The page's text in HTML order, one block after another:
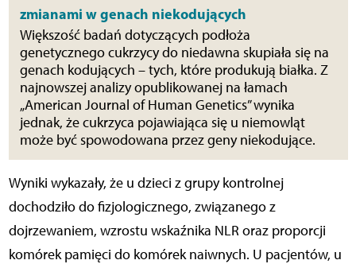
zmianami w genach niekodujących
Większość badań dotyczących podłoża
genetycznego cukrzycy do niedawna skupiała się na
genach kodujących – tych, które produkują białka. Z
najnowszej analizy opublikowanej na łamach
„American Journal of Human Genetics” wynika
jednak, że cukrzyca pojawiająca się u niemowląt
może być spowodowana przez geny niekodujące.
Wyniki wykazały, że u dzieci z grupy kontrolnej
dochodziło do fizjologicznego, związanego z
dojrzewaniem, wzrostu wskaźnika NLR oraz proporcji
komórek pamięci do komórek naiwnych. U pacjentów, u